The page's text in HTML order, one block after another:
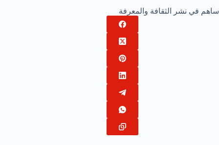
ساهم في نشر الثقافة والمعرفة